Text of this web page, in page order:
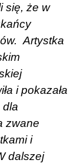
się, że w
Artystka
i pokazała
dla
zwane
i
dalszej